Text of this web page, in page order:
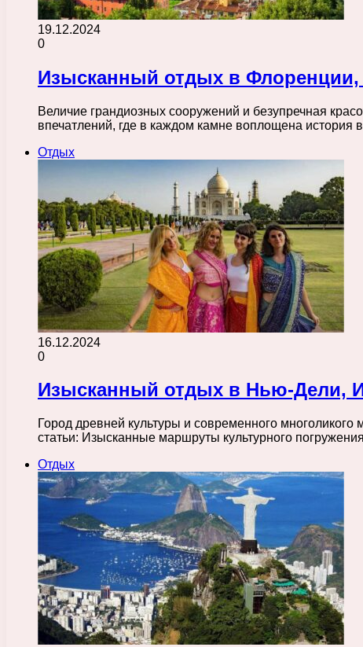
19.12.2024
0
Изысканный отдых в Флоренции,
Величие грандиозных сооружений и безупречная
впечатлений, где в каждом камне воплощена
Отдых
16.12.2024
0
Изысканный отдых в Нью-Дели,
Город древней культуры и современного
статьи: Изысканные маршруты культурного
Отдых